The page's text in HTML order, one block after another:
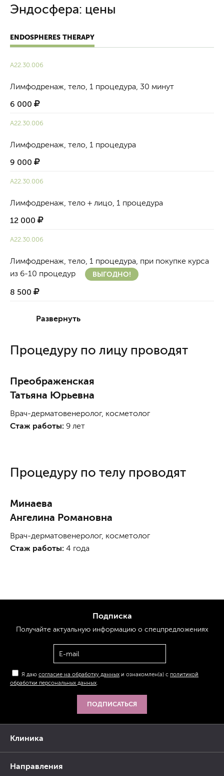
Эндосфера: цены
ENDOSPHERES THERAPY
А22.30.006
Лимфодренаж, тело, 1 процедура, 30 минут
6 000
А22.30.006
Лимфодренаж, тело, 1 процедура
9 000
А22.30.006
Лимфодренаж, тело + лицо, 1 процедура
12 000
А22.30.006
Лимфодренаж, тело, 1 процедура, при покупке курса
из 6-10 процедур
ВЫГОДНО!
8 500
Развернуть
Процедуру по лицу проводят
Преображенская
Татьяна Юрьевна
Врач-дерматовенеролог, косметолог
Стаж работы: 9 лет
Процедуру по телу проводят
Минаева
Ангелина Романовна
Врач-дерматовенеролог, косметолог
Стаж работы: 4 года
Клиника
Направления
Подписка
Получайте актуальнуюинформациюо спецпредложениях
Я даю согласие на обработку данных и ознакомлен(а) с политикой
обработки персональных данных
ПОДПИСАТЬСЯ